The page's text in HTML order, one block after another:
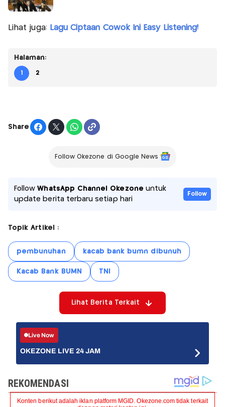
Lihat juga: Lagu Ciptaan Cowok Ini Easy Listening!
Halaman:
1 2
Share
Follow Okezone di Google News
FollowWhatsApp Channel Okezone untuk
update berita terbaru setiap hari
Follow
Topik Artikel :
pembunuhan kacab bank bumn dibunuh
Kacab Bank BUMN TNI
Lihat Berita Terkait
Live Now
OKEZONE LIVE 24 JAM